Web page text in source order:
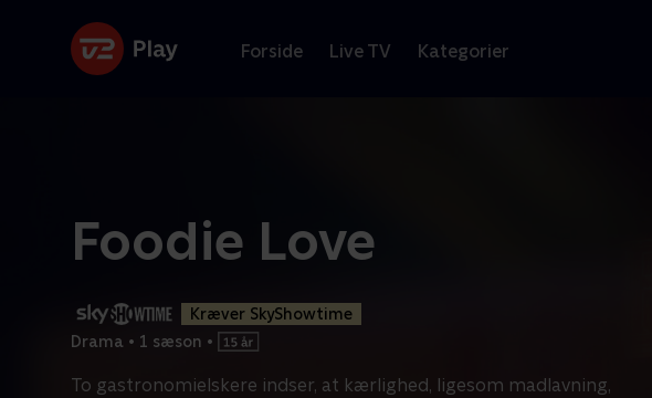
Forside Live TV Kategorier
Foodie Love
Kræver SkyShowtime
Drama • 1 sæson •
To gastronomielskere indser, at kærlighed, ligesom madlavning,